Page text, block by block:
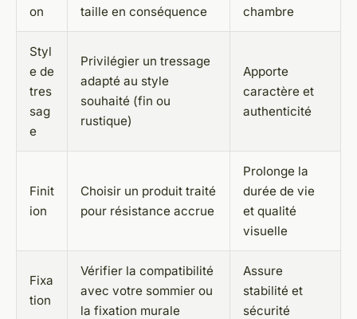
on
taille en conséquence
chambre
Styl
e de
tres
sag
e
Privilégier un tressage
adapté au style
souhaité (fin ou
rustique)
Apporte
caractère et
authenticité
Finit
ion
Choisir un produit traité
pour résistance accrue
Prolonge la
durée de vie
et qualité
visuelle
Fixa
tion
Vérifier la compatibilité
avec votre sommier ou
la fixation murale
Assure
stabilité et
sécurité